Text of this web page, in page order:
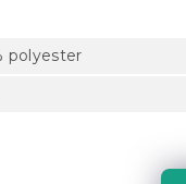
polyester